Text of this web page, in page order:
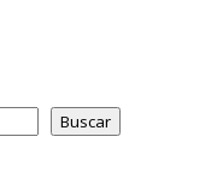
Buscar